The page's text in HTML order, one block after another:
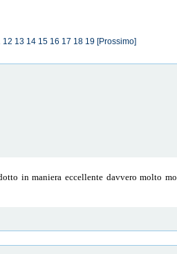
12 13 14 15 16 17 18 19 [Prossimo]
in maniera eccellente davvero molto